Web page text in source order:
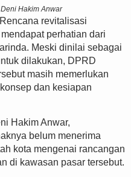
Hakim Anwar
Rencana revitalisasi
perhatian dari
Meski dinilai sebagai
dilakukan, DPRD
masih memerlukan
dan kesiapan
Hakim Anwar,
belum menerima
kota mengenai rancangan
di kawasan pasar tersebut.